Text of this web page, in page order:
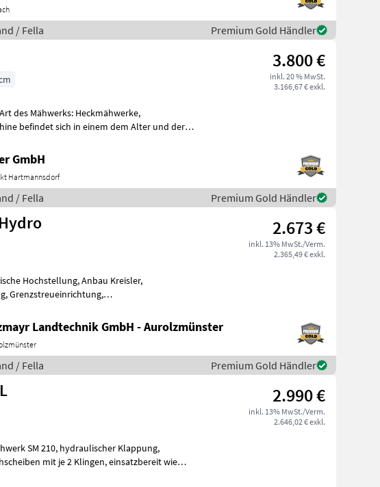
/ Fella Premium Gold Händler
3.800 €
inkl. 20 % MwSt.
3.166,67 € exkl.
des Mähwerks: Heckmähwerke,
befindet sich in einem dem Alter und der
GmbH
Hartmannsdorf
/ Fella Premium Gold Händler
2.673 €
inkl. 13% MwSt./Verm.
2.365,49 € exkl.
Hochstellung, Anbau Kreisler,
Grenzstreueinrichtung,
Landtechnik GmbH - Aurolzmünster
/ Fella Premium Gold Händler
2.990 €
inkl. 13% MwSt./Verm.
2.646,02 € exkl.
Klappung,